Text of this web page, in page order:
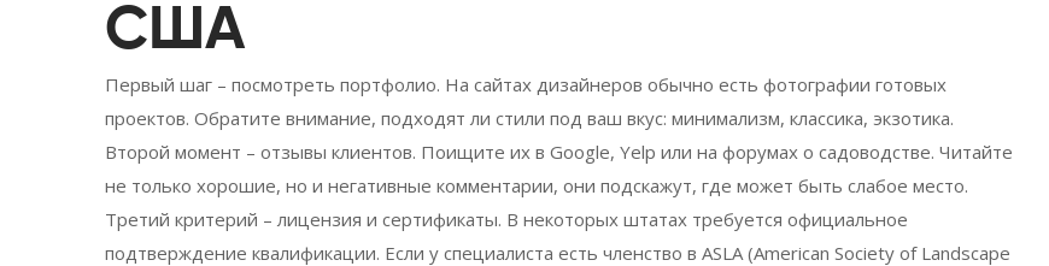
США
Первый шаг – посмотреть портфолио. На сайтах дизайнеров обычно есть фотографии готовых
проектов. Обратите внимание, подходят ли стили под ваш вкус: минимализм, классика, экзотика.
Второй момент – отзывы клиентов. Поищите их в Google, Yelp или на форумах о садоводстве. Читайте
не только хорошие, но и негативные комментарии, они подскажут, где может быть слабое место.
Третий критерий – лицензия и сертификаты. В некоторых штатах требуется официальное
подтверждение квалификации. Если у специалиста есть членство в ASLA (American Society of Landscape